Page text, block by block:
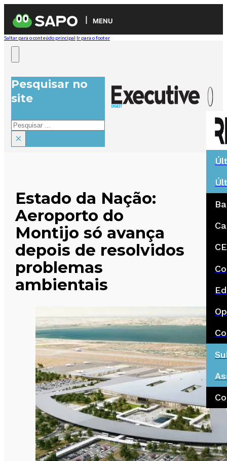
MENU
Saltar para o conteúdo principal Ir para o footer
Pesquisar no
site
Pesquisar
×
Estado da Nação:
Aeroporto do
Montijo só avança
depois de resolvidos
problemas
ambientais